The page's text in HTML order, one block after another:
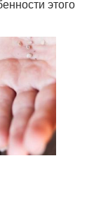
этого